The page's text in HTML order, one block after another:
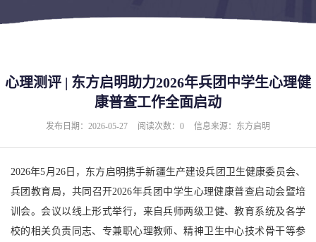
心理测评 | 东方启明助力2026年兵团中学生心理健
康普查工作全面启动
发布日期：2026-05-27 阅读次数：0 信息来源：东方启明
2026年5月26日，东方启明携手新疆生产建设兵团卫生健康委员会、
兵团教育局，共同召开2026年兵团中学生心理健康普查启动会暨培
训会。会议以线上形式举行，来自兵师两级卫健、教育系统及各学
校的相关负责同志、专兼职心理教师、精神卫生中心技术骨干等参